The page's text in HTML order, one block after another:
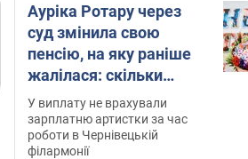
Ауріка Ротару через
суд змінила свою
пенсію, на яку раніше
жалілася: скільки
отримувала співачка
У виплату не врахували
зарплатню артистки за час
роботи в Чернівецькій
філармонії